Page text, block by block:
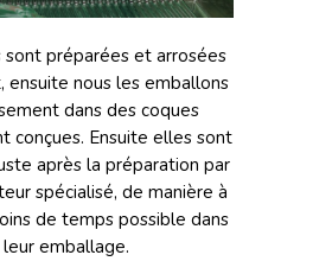
sont préparées et arrosées
ensuite nous les emballons
dans des coques
conçues. Ensuite elles sont
après la préparation par
spécialisé, de manière à
de temps possible dans
leur emballage.